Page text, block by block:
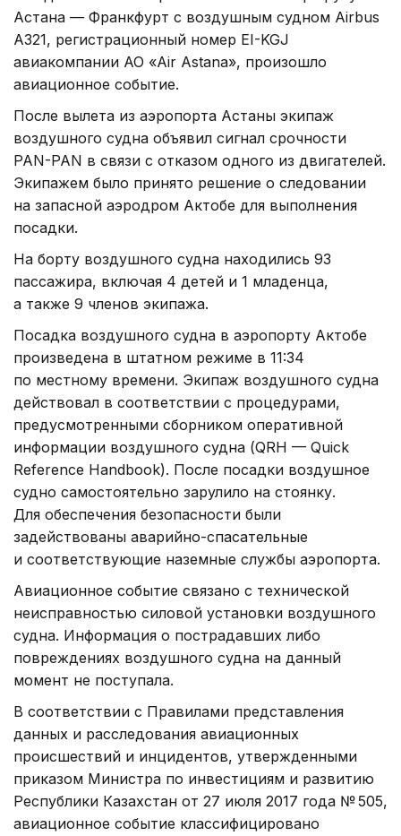
Астана — Франкфурт с воздушным судном Airbus
A321, регистрационный номер EI-KGJ
авиакомпании АО «Air Astana», произошло
авиационное событие.
После вылета из аэропорта Астаны экипаж
воздушного судна объявил сигнал срочности
PAN-PAN в связи с отказом одного из двигателей.
Экипажем было принято решение о следовании
на запасной аэродром Актобе для выполнения
посадки.
На борту воздушного судна находились 93
пассажира, включая 4 детей и 1 младенца,
а также 9 членов экипажа.
Посадка воздушного судна в аэропорту Актобе
произведена в штатном режиме в 11:34
по местному времени. Экипаж воздушного судна
действовал в соответствии с процедурами,
предусмотренными сборником оперативной
информации воздушного судна (QRH — Quick
Reference Handbook). После посадки воздушное
судно самостоятельно зарулило на стоянку.
Для обеспечения безопасности были
задействованы аварийно-спасательные
и соответствующие наземные службы аэропорта.
Авиационное событие связано с технической
неисправностью силовой установки воздушного
судна. Информация о пострадавших либо
повреждениях воздушного судна на данный
момент не поступала.
В соответствии с Правилами представления
данных и расследования авиационных
происшествий и инцидентов, утвержденными
приказом Министра по инвестициям и развитию
Республики Казахстан от 27 июля 2017 года № 505,
авиационное событие классифицировано